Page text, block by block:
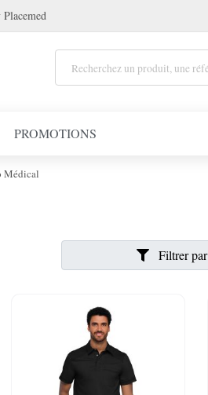
Placemed
PROMOTIONS
Médical
Filtrer par